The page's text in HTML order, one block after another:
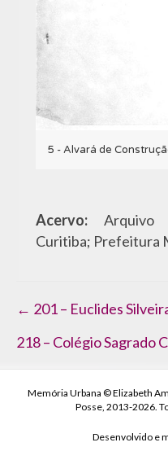
5 - Alvará de
Acervo: Arquivo
Curitiba; Prefeitura
Navegação
de
← 201 – Euclides
218 – Colégio Sagrado
Memória Urbana © Elizabeth
Posse, 2013-2026.
Desenvolvido e